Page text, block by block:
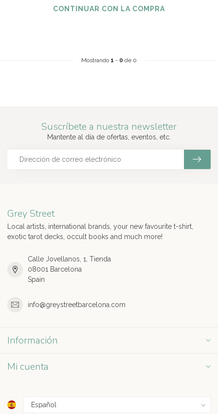
CONTINUAR CON LA COMPRA
Mostrando 1 - 0 de 0
Suscríbete a nuestra newsletter
Mantente al día de ofertas, eventos, etc.
Grey Street
Local artists, international brands, your new favourite t-shirt,
exotic tarot decks, occult books and much more!
Calle Jovellanos, 1, Tienda
08001 Barcelona
Spain
info@greystreetbarcelona.com
Información
Mi cuenta